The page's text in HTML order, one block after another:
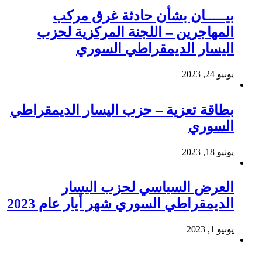
بيـــــان بشأن حادثة غرق مركب
المهاجرين – اللجنة المركزية لحزب
اليسار الديمقراطي السوري
يونيو 24, 2023
بطاقة تعزية – حزب اليسار الديمقراطي
السوري
يونيو 18, 2023
العرض السياسي لحزب اليسار
الديمقراطي السوري شهر أيار عام 2023
يونيو 1, 2023